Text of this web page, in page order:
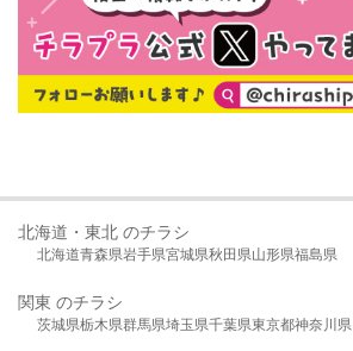
北海道・東北 のチラシ
北海道青森県岩手県宮城県秋田県山形県福島県
関東 のチラシ
茨城県栃木県群馬県埼玉県千葉県東京都神奈川県